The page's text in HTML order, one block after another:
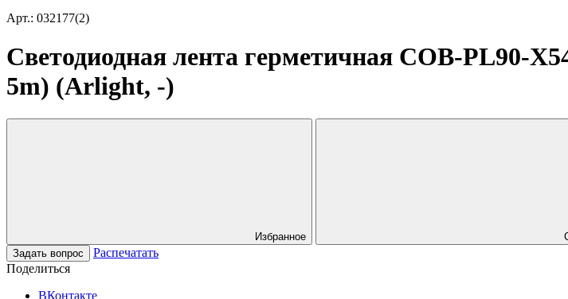
Арт.: 032177(2)
Светодиодная лента герметичная COB-PL90-
5m) (Arlight, -)
Избранное
Задать вопрос
Распечатать
Поделиться
ВКонтакте